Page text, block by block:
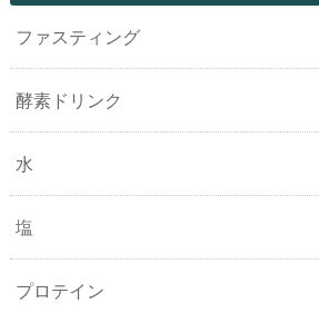
ファスティング
酵素ドリンク
水
塩
プロテイン